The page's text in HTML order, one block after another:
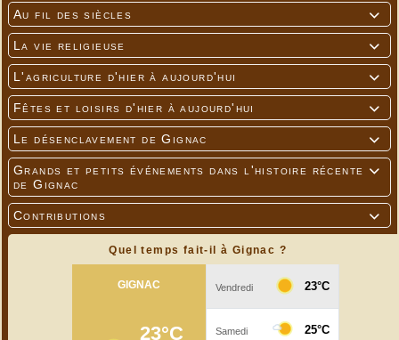

Au fil des siècles

La vie religieuse

L'agriculture d'hier à aujourd'hui

Fêtes et loisirs d'hier à aujourd'hui

Le désenclavement de Gignac

Grands et petits événements dans l'histoire récente
de Gignac

Contributions
Quel temps fait-il à Gignac ?